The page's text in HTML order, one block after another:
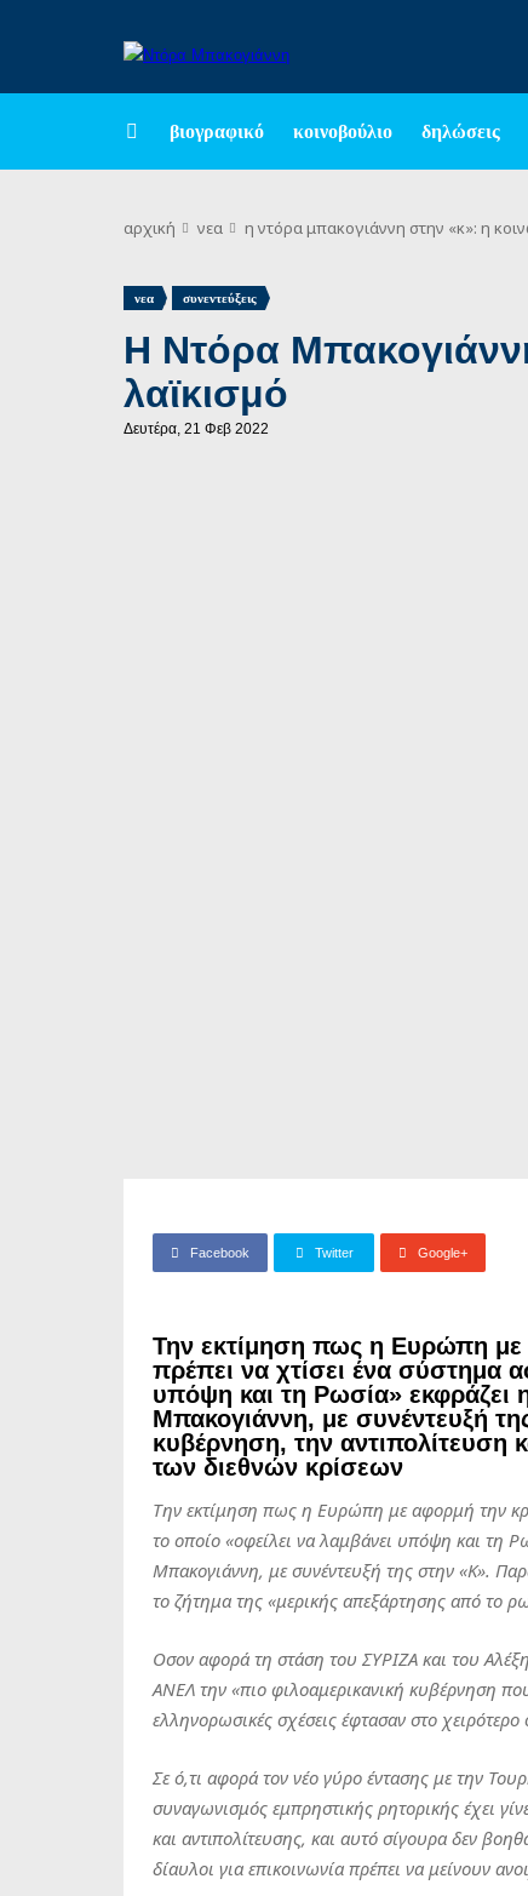
βιογραφικό κοινοβούλιο δηλώσεις
αρχική νεα η ντόρα μπακογιάννη στην «κ»: η
νεα , συνεντεύξεις
Η Ντόρα
λαϊκισμό
Δευτέρα, 21 Φεβ 2022
Facebook Twitter Google+
Την εκτίμηση πως η Ευρώπη
πρέπει να χτίσει ένα σύστημα
υπόψη και τη Ρωσία»
Μπακογιάννη, με συνέντευξή
κυβέρνηση, την αντιπολίτευση
των διεθνών κρίσεων
Την εκτίμηση πως η Ευρώπη με αφορμή την
το οποίο «οφείλει να λαμβάνει υπόψη και τη
Μπακογιάννη, με συνέντευξή της στην «Κ».
το ζήτημα της «μερικής απεξάρτησης από το
Οσον αφορά τη στάση του ΣΥΡΙΖΑ και του
ΑΝΕΛ την «πιο φιλοαμερικανική κυβέρνηση
ελληνορωσικές σχέσεις έφτασαν στο χειρότερο
Σε ό,τι αφορά τον νέο γύρο έντασης με την
συναγωνισμός εμπρηστικής ρητορικής έχει
και αντιπολίτευσης, και αυτό σίγουρα δεν
δίαυλοι για επικοινωνία πρέπει να μείνουν